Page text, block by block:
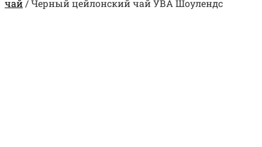
чай/Черный цейлонский чай УВА Шоулендс